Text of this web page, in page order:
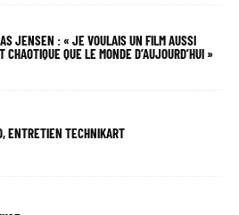
JENSEN : « JE VOULAIS UN FILM AUSSI
CHAOTIQUE QUE LE MONDE D’AUJOURD’HUI »
ENTRETIEN TECHNIKART